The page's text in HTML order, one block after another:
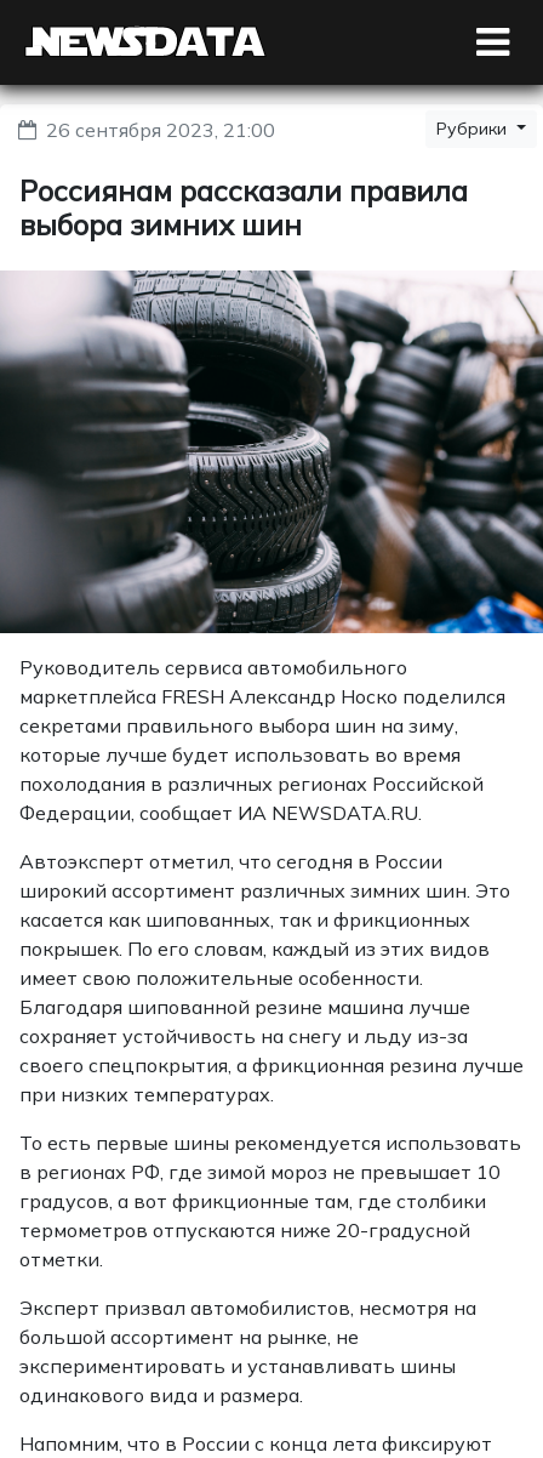
26 сентября 2023, 21:00 Рубрики
Россиянам рассказали правила
выбора зимних шин
Руководитель сервиса автомобильного
маркетплейса FRESH Александр Носко поделился
секретами правильного выбора шин на зиму,
которые лучше будет использовать во время
похолодания в различных регионах Российской
Федерации, сообщает ИА NEWSDATA.RU.
Автоэксперт отметил, что сегодня в России
широкий ассортимент различных зимних шин. Это
касается как шипованных, так и фрикционных
покрышек. По его словам, каждый из этих видов
имеет свою положительные особенности.
Благодаря шипованной резине машина лучше
сохраняет устойчивость на снегу и льду из-за
своего спецпокрытия, а фрикционная резина лучше
при низких температурах.
То есть первые шины рекомендуется использовать
в регионах РФ, где зимой мороз не превышает 10
градусов, а вот фрикционные там, где столбики
термометров отпускаются ниже 20-градусной
отметки.
Эксперт призвал автомобилистов, несмотря на
большой ассортимент на рынке, не
экспериментировать и устанавливать шины
одинакового вида и размера.
Напомним, что в России с конца лета фиксируют